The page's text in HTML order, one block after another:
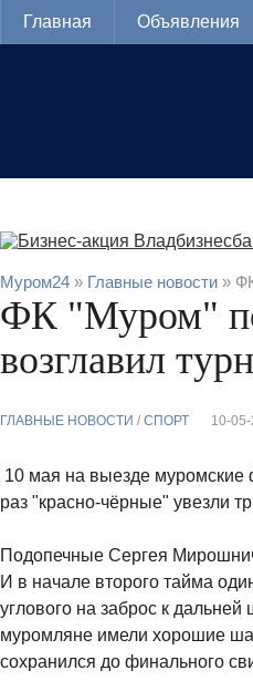
Главная Объявления
Муром24 » Главные новости »
ФК "Муром"
возглавил
ГЛАВНЫЕ НОВОСТИ / CПОРТ 10-
10 мая на выезде
раз "красно-чёрные" увезли
Подопечные Сергея
И в начале второго тайма
углового на заброс к
муромляне имели хорошие
сохранился до финального